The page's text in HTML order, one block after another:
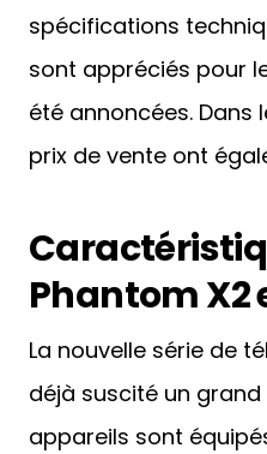
spécifications
sont appréciés pour
été annoncées. Dans
prix de vente ont
Phantom X2
La nouvelle série de
déjà suscité un grand
appareils sont